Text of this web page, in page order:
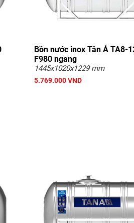
Bồn nước inox Tân Á TA8-
F980 ngang
1445x1020x1229 mm
5.769.000 VND